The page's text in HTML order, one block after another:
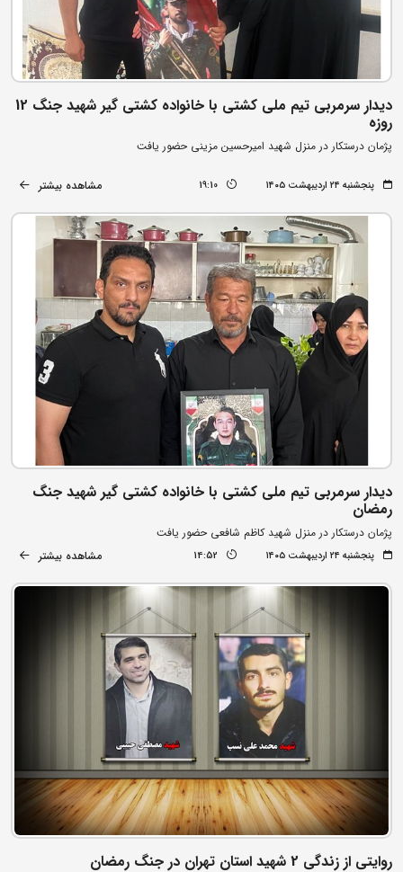
دیدار سرمربی تیم ملی کشتی با خانواده کشتی گیر شهید جنگ 12
روزه
پژمان درستکار در منزل شهید امیرحسین مزینی حضور یافت
پنجشنبه ۲۴ اردیبهشت ۱۴۰۵ 19:10 مشاهده بیشتر
دیدار سرمربی تیم ملی کشتی با خانواده کشتی گیر شهید جنگ
رمضان
پژمان درستکار در منزل شهید کاظم شافعی حضور یافت
پنجشنبه ۲۴ اردیبهشت ۱۴۰۵ 14:52 مشاهده بیشتر
روایتی از زندگی 2 شهید استان تهران در جنگ رمضان